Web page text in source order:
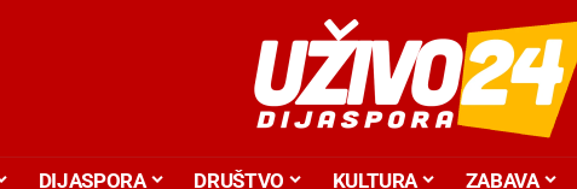
DIJASPORA DRUŠTVO KULTURA ZABAVA